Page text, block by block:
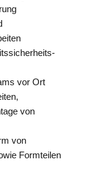
vor Ort
von
von
Formteilen